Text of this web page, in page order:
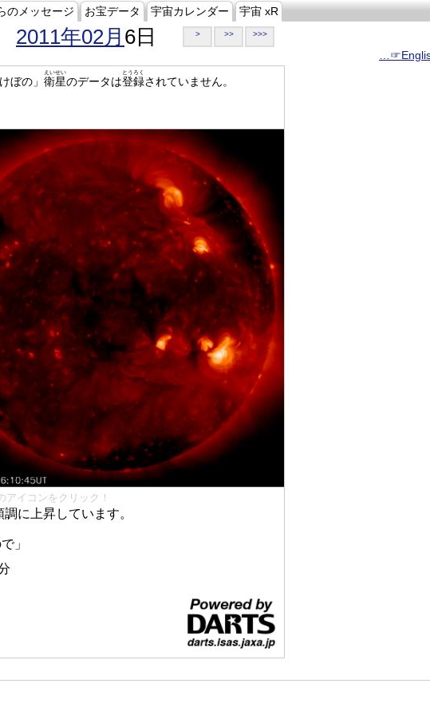
のメッセージ お宝データ 宇宙カレンダー 宇宙 xR
2011年02月 6日 > >> >>>
ぼの」 衛星
えいせい
のデータは登録
とうろく
されていません。
イコンをクリック！
に上昇しています。
」